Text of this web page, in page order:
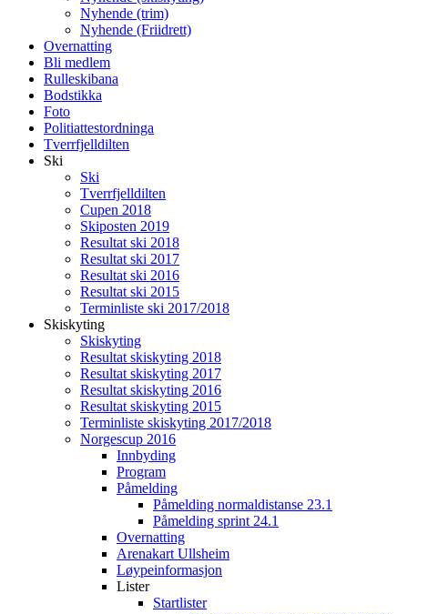
Nyhende (trim)
Nyhende (Friidrett)
Overnatting
Bli medlem
Rulleskibana
Bodstikka
Foto
Politiattestordninga
Tverrfjelldilten
Ski
Ski
Tverrfjelldilten
Cupen 2018
Skiposten 2019
Resultat ski 2018
Resultat ski 2017
Resultat ski 2016
Resultat ski 2015
Terminliste ski 2017/2018
Skiskyting
Skiskyting
Resultat skiskyting 2018
Resultat skiskyting 2017
Resultat skiskyting 2016
Resultat skiskyting 2015
Terminliste skiskyting 2017/2018
Norgescup 2016
Innbyding
Program
Påmelding
Påmelding normaldistanse 23.1
Påmelding sprint 24.1
Overnatting
Arenakart Ullsheim
Løypeinformasjon
Lister
Startlister